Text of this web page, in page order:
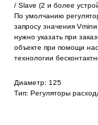
/ Slave (2 и более
По умолчанию
запросу значения
нужно указать при
объекте при помощи
технологии
Диаметр: 125
Тип: Регуляторы